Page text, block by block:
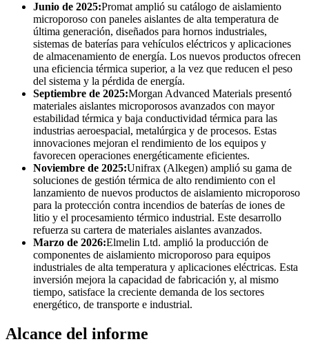
Junio ​​de 2025:Promat amplió su catálogo de aislamiento
microporoso con paneles aislantes de alta temperatura de
última generación, diseñados para hornos industriales,
sistemas de baterías para vehículos eléctricos y aplicaciones
de almacenamiento de energía. Los nuevos productos ofrecen
una eficiencia térmica superior, a la vez que reducen el peso
del sistema y la pérdida de energía.
Septiembre de 2025:Morgan Advanced Materials presentó
materiales aislantes microporosos avanzados con mayor
estabilidad térmica y baja conductividad térmica para las
industrias aeroespacial, metalúrgica y de procesos. Estas
innovaciones mejoran el rendimiento de los equipos y
favorecen operaciones energéticamente eficientes.
Noviembre de 2025:Unifrax (Alkegen) amplió su gama de
soluciones de gestión térmica de alto rendimiento con el
lanzamiento de nuevos productos de aislamiento microporoso
para la protección contra incendios de baterías de iones de
litio y el procesamiento térmico industrial. Este desarrollo
refuerza su cartera de materiales aislantes avanzados.
Marzo de 2026:Elmelin Ltd. amplió la producción de
componentes de aislamiento microporoso para equipos
industriales de alta temperatura y aplicaciones eléctricas. Esta
inversión mejora la capacidad de fabricación y, al mismo
tiempo, satisface la creciente demanda de los sectores
energético, de transporte e industrial.
Alcance del informe